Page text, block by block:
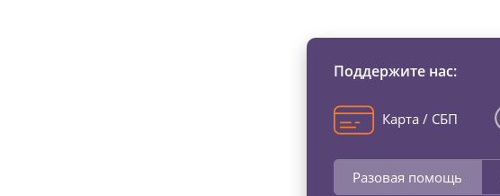
Поддержите нас:
Карта / СБП
Разовая помощь